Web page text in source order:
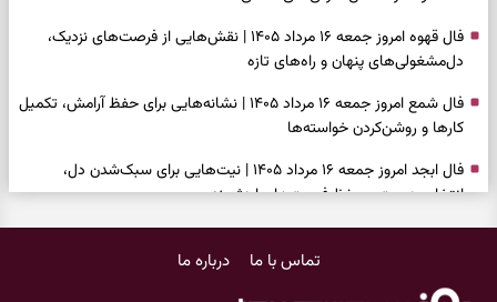
فال قهوه امروز جمعه ۱۶ مرداد ۱۴۰۵ | نقش‌هایی از فرصت‌های نزدیک،
دل‌مشغولی‌های پنهان و راه‌های تازه
فال شمع امروز جمعه ۱۶ مرداد ۱۴۰۵ | نشانه‌هایی برای حفظ آرامش، تکمیل
کارها و روشن‌کردن خواسته‌ها
فال ابجد امروز جمعه ۱۶ مرداد ۱۴۰۵ | نیت‌هایی برای سبک‌شدن دل،
انتخاب درست و حفظ فرصت‌های ارزشمند
شنیدن ندای درون و حرکت در زمان مناسب
تماس با ما درباره ما